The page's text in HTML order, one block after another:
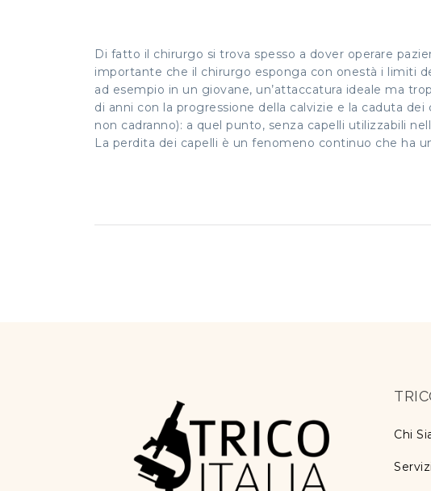
Di fatto il chirurgo si trova spesso a dover operare
importante che il chirurgo esponga con onestà i limiti
ad esempio in un giovane, un’attaccatura ideale ma
di anni con la progressione della calvizie e la caduta
non cadranno): a quel punto, senza capelli utilizzabili
La perdita dei capelli è un fenomeno continuo che ha
Chi
Servizi